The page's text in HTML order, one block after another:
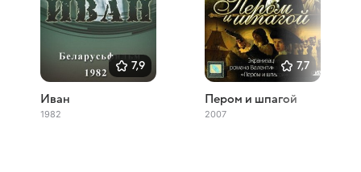
7,9
Иван
1982
7,7
Пером и шпагой
2007